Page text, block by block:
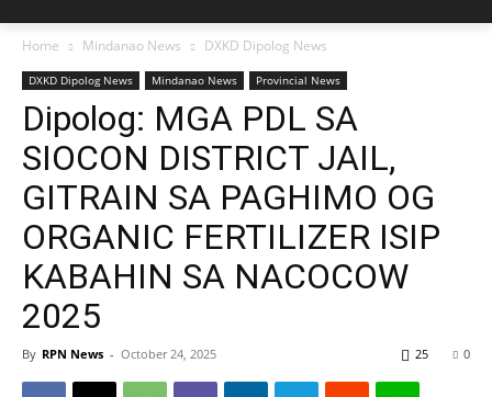
Home Mindanao News DXKD Dipolog News
DXKD Dipolog News Mindanao News Provincial News
Dipolog: MGA PDL SA
SIOCON DISTRICT JAIL,
GITRAIN SA PAGHIMO OG
ORGANIC FERTILIZER ISIP
KABAHIN SA NACOCOW
2025
By RPN News - October 24, 2025 0
25